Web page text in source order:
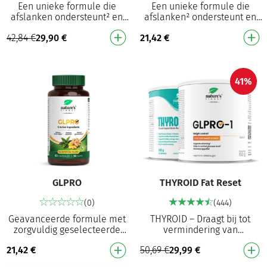
Een unieke formule die
afslanken ondersteunt² en
helpt een natuurlijke slaap
te behouden³ Draagt bij tot
42,84€29,90€
Een unieke formule die
afslanken² ondersteunt en
helpt een natuurlijke slaap
te behouden³ Draagt bij tot
21,42€
GLPRO
(0)
Geavanceerde formule met
zorgvuldig geselecteerde
ingrediënten die afslanken¹
ondersteunen en de eetlust
21,42€
41%
THYROID Fat Reset
(444)
THYROID – Draagt bij tot
vermindering van
vermoeidheid en uitputting²
en speelt een rol bij de
werking van de schildkli…
50,69€29,99€